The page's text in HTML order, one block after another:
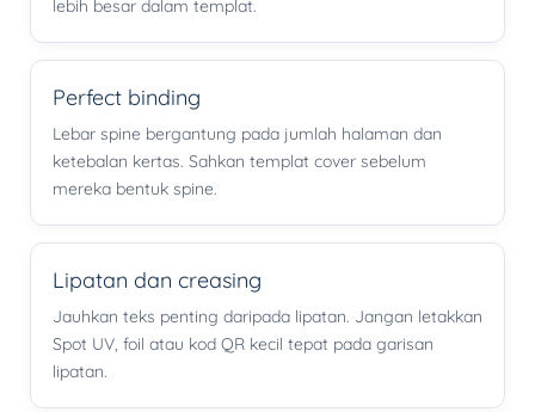
lebih besar dalam templat.
Perfect binding
Lebar spine bergantung pada jumlah halaman dan
ketebalan kertas. Sahkan templat cover sebelum
mereka bentuk spine.
Lipatan dan creasing
Jauhkan teks penting daripada lipatan. Jangan letakkan
Spot UV, foil atau kod QR kecil tepat pada garisan
lipatan.